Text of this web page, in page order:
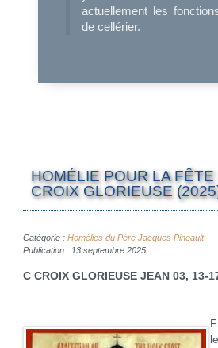
actuellement les
de cellérier.
HOMÉLIE POUR LA FÊTE
CROIX GLORIEUSE
Catégorie : Homélies du Père Jacques Pineault
Publication : 13 septembre 2025
C CROIX GLORIEUSE JEAN 03, 13-